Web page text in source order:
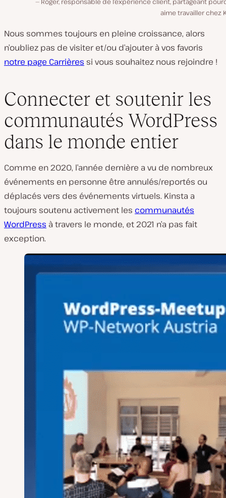
aime travailler chez
Nous sommes toujours en pleine croissance, alors
n’oubliez pas de visiter et/ou d’ajouter à vos favoris
notre page Carrières si vous souhaitez nous rejoindre !
Connecter et soutenir les
communautés WordPress
dans le monde entier
Comme en 2020, l’année dernière a vu de nombreux
événements en personne être annulés/reportés ou
déplacés vers des événements virtuels. Kinsta a
toujours soutenu activement les communautés
WordPress à travers le monde, et 2021 n’a pas fait
exception.